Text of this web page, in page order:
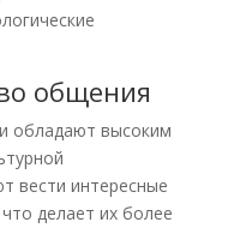
общения
обладают высоким
вести интересные
делает их более